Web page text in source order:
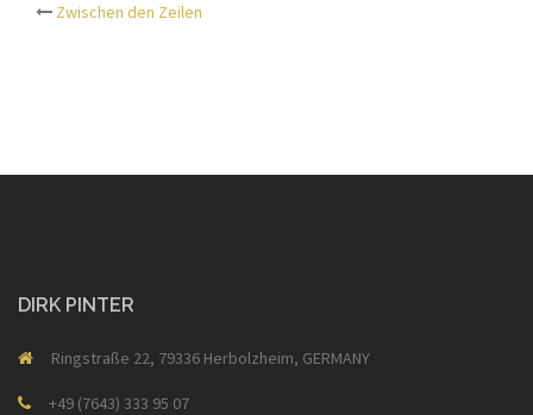
Beitrags-
Zwischen den Zeilen
DIRK PINTER
Ringstraße 22, 79336 Herbolzheim, GERMANY
+49 (7643) 333 95 07